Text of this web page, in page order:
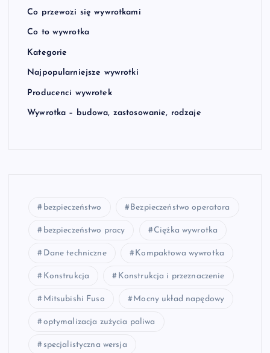
Co przewozi się wywrotkami
Co to wywrotka
Kategorie
Najpopularniejsze wywrotki
Producenci wywrotek
Wywrotka – budowa, zastosowanie, rodzaje
bezpieczeństwo Bezpieczeństwo operatora
bezpieczeństwo pracy Ciężka wywrotka
Dane techniczne Kompaktowa wywrotka
Konstrukcja Konstrukcja i przeznaczenie
Mitsubishi Fuso Mocny układ napędowy
optymalizacja zużycia paliwa
specjalistyczna wersja